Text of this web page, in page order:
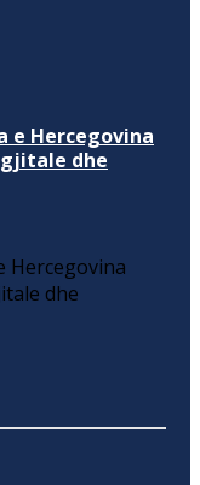
e Hercegovina
dhe
Hercegovina
dhe